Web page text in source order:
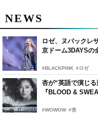
NEWS
ロゼ、ヌバックレ
京ドーム3DAYSの
#BLACKPINK #ロゼ
杏が“英語で演じ
『BLOOD &
#WOWOW #杏